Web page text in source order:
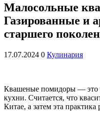
Малосольные
Газированные и
старшего
17.07.2024 0 Кулинария
Квашеные помидоры — это
кухни. Считается, что
Китае, а затем эта